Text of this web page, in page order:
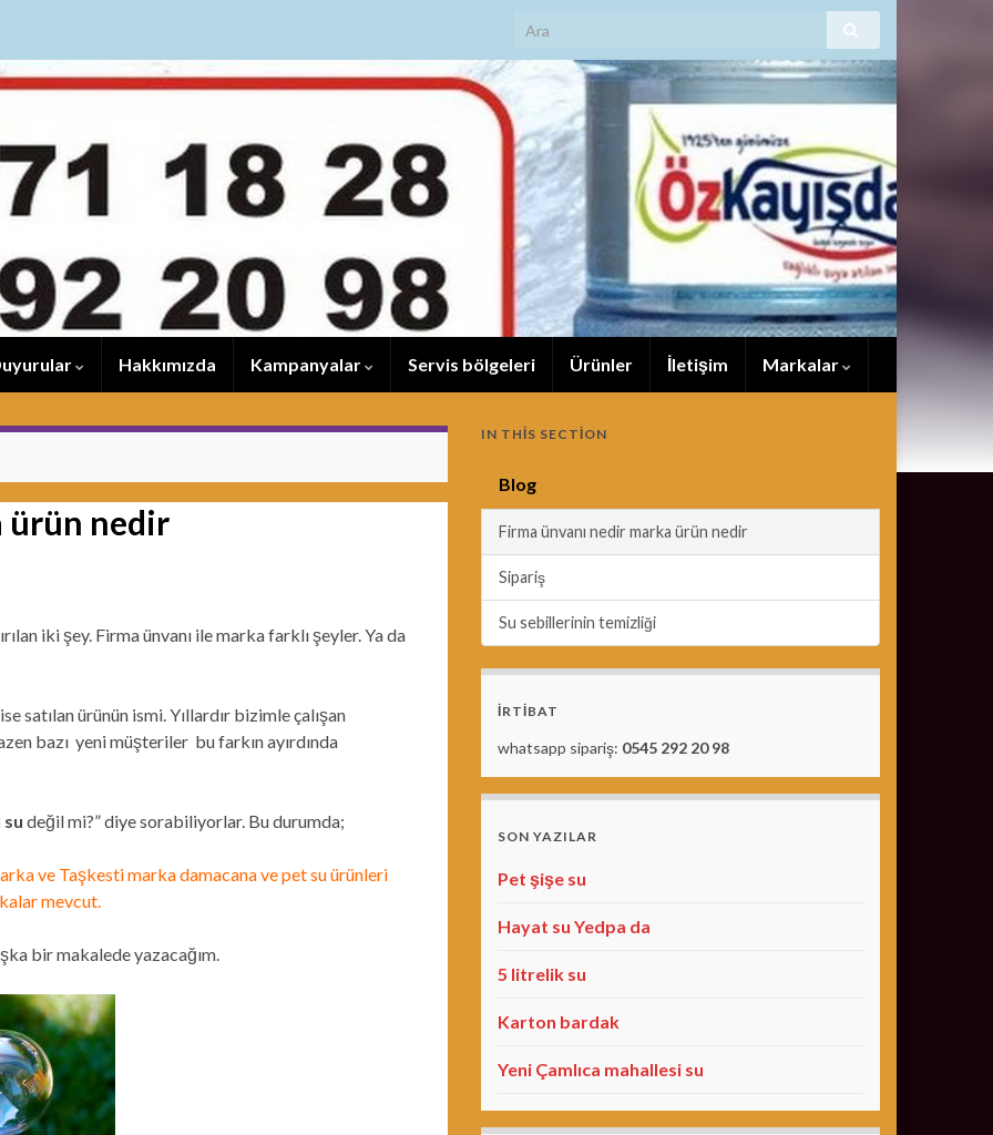
Hakkımızda Kampanyalar Servis bölgeleri Ürünler İletişim Markalar
ürün nedir
iki şey. Firma ünvanı ile marka farklı şeyler. Ya da
satılan ürünün ismi. Yıllardır bizimle çalışan
bazı yeni müşteriler bu farkın ayırdında
su değil mi?” diye sorabiliyorlar. Bu durumda;
ve Taşkesti marka damacana ve pet su ürünleri
mevcut.
bir makalede yazacağım.
IN THIS SECTION
Blog
Firma ünvanı nedir marka ürün nedir
Sipariş
Su sebillerinin temizliği
İRTİBAT
whatsapp sipariş: 0545 292 20 98
SON YAZILAR
Pet şişe su
Hayat su Yedpa da
5 litrelik su
Karton bardak
Yeni Çamlıca mahallesi su